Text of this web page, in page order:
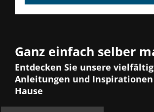
Ganz einfach selber
Entdecken Sie unsere
Anleitungen und
Hause